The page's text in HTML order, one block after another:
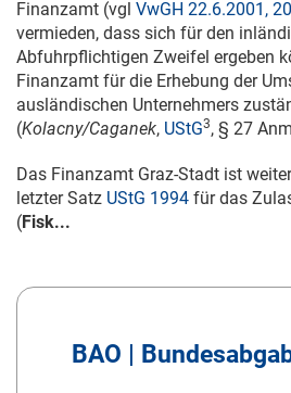
Finanzamt (vgl VwGH 22.6.2001,
vermieden, dass sich für den
Abfuhrpflichtigen Zweifel ergeben
Finanzamt für die Erhebung der
ausländischen Unternehmers
(Kolacny/Caganek, UStG3, § 27
Das Finanzamt Graz-Stadt ist
letzter Satz UStG 1994 für das
(Fisk...
BAO |